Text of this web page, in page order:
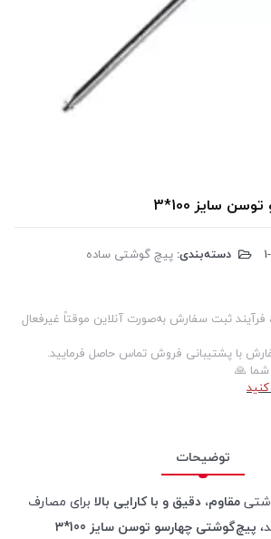
سایز 100*3
دسته‌بندی: پیچ گوشتی ساده
فرآیند ثبت سفارش به‌صورت آنلاین موقتاً غیرفعال
با پشتیبانی فروش تماس حاصل فرمایید.
🙏
توضیحات
مقاوم، دقیق و با کارایی بالا برای مصارف
پیچ‌گوشتی چهارسو توسن سایز 100*3